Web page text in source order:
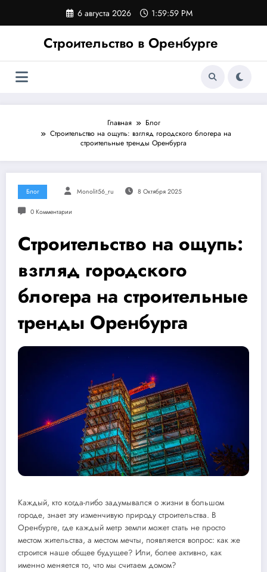
содержимому
6 августа 2026 2:00:00 PM
Строительство в Оренбурге
Главная
Блог
Строительство на ощупь: взгляд городского блогера на
строительные тренды Оренбурга
Блог Monolit56_ru 8 Октября 2025
0 Комментарии
Строительство на ощупь:
взгляд городского
блогера на строительные
тренды Оренбурга
Каждый, кто когда-либо задумывался о жизни в большом
городе, знает эту изменчивую природу строительства. В
Оренбурге, где каждый метр земли может стать не просто
местом жительства, а местом мечты, появляется вопрос: как же
строится наше общее будущее? Или, более активно, как
именно меняется то, что мы считаем домом?